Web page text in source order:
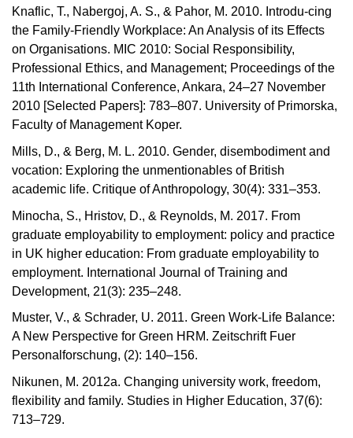
Knaflic, T., Nabergoj, A. S., & Pahor, M. 2010. Introdu-cing
the Family-Friendly Workplace: An Analysis of its Effects
on Organisations. MIC 2010: Social Responsibility,
Professional Ethics, and Management; Proceedings of the
11th International Conference, Ankara, 24–27 November
2010 [Selected Papers]: 783–807. University of Primorska,
Faculty of Management Koper.
Mills, D., & Berg, M. L. 2010. Gender, disembodiment and
vocation: Exploring the unmentionables of British
academic life. Critique of Anthropology, 30(4): 331–353.
Minocha, S., Hristov, D., & Reynolds, M. 2017. From
graduate employability to employment: policy and practice
in UK higher education: From graduate employability to
employment. International Journal of Training and
Development, 21(3): 235–248.
Muster, V., & Schrader, U. 2011. Green Work-Life Balance:
A New Perspective for Green HRM. Zeitschrift Fuer
Personalforschung, (2): 140–156.
Nikunen, M. 2012a. Changing university work, freedom,
flexibility and family. Studies in Higher Education, 37(6):
713–729.